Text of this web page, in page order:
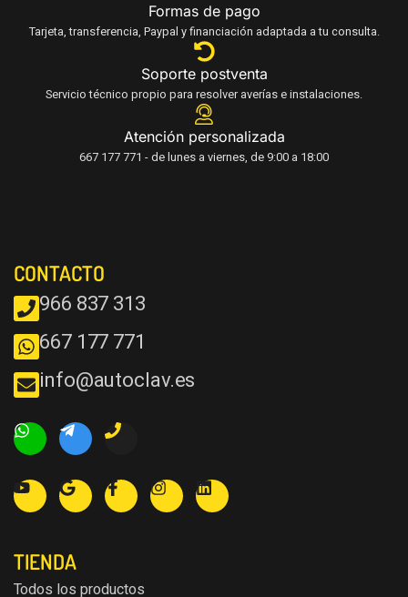
Formas de pago
Tarjeta, transferencia, Paypal y financiación adaptada a tu consulta.
Soporte postventa
Servicio técnico propio para resolver averías e instalaciones.
Atención personalizada
667 177 771 - de lunes a viernes, de 9:00 a 18:00
CONTACTO
966 837 313
667 177 771
info@autoclav.es
TIENDA
Todos los productos